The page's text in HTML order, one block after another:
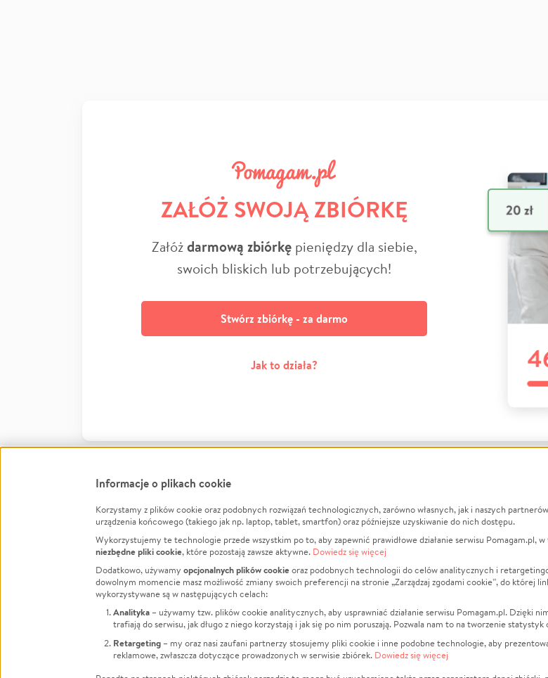
ZAŁÓŻ SWOJĄ ZBIÓRKĘ
Załóżdarmową zbiórkępieniędzy dla siebie,
swoich bliskich lub potrzebujących!
Stwórz zbiórkę - za darmo
Jak to działa?
FacebookTwitter Instagram
LinkedInTikTok Youtube
Informacje
Jak to działa?
Regulamin
Polityka Prywatności
Kontakt
Porównanie serwisów
Polityka plików cookie
Zarządzaj zgodami cookie
O nas
Opinie
Raporty
Za darmo
Dla NGO
Fundacja Pomagam.pl
Informacje o plikach cookie
Korzystamy z plików cookie oraz podobnych rozwiązań technologicznych, zarówno własnych, jak i naszych
urządzenia końcowego (takiego jak np. laptop, tablet, smartfon) oraz późniejsze uzyskiwanie do nich dostępu.
Wykorzystujemy te technologie przede wszystkim po to, aby zapewnić prawidłowe działanie serwisu Pomagam.pl,
niezbędne pliki cookie, które pozostają zawsze aktywne. Dowiedz się więcej
Dodatkowo, używamy opcjonalnych plików cookieoraz podobnych technologii do celów analitycznych i
dowolnym momencie masz możliwość zmiany swoich preferencji na stronie „Zarządzaj zgodami cookie”, do której
wykorzystywane są w następujących celach:
Analityka – używamy tzw. plików cookie analitycznych, aby usprawniać działanie serwisu Pomagam.pl. Dzięki
trafiają do serwisu, jak długo z niego korzystają i jak się po nim poruszają. Pozwala nam to na tworzenie
Retargeting – my oraz nasi zaufani partnerzy stosujemy pliki cookie i inne podobne technologie, aby
reklamowe, zwłaszcza dotyczące prowadzonych w serwisie zbiórek. Dowiedz się więcej